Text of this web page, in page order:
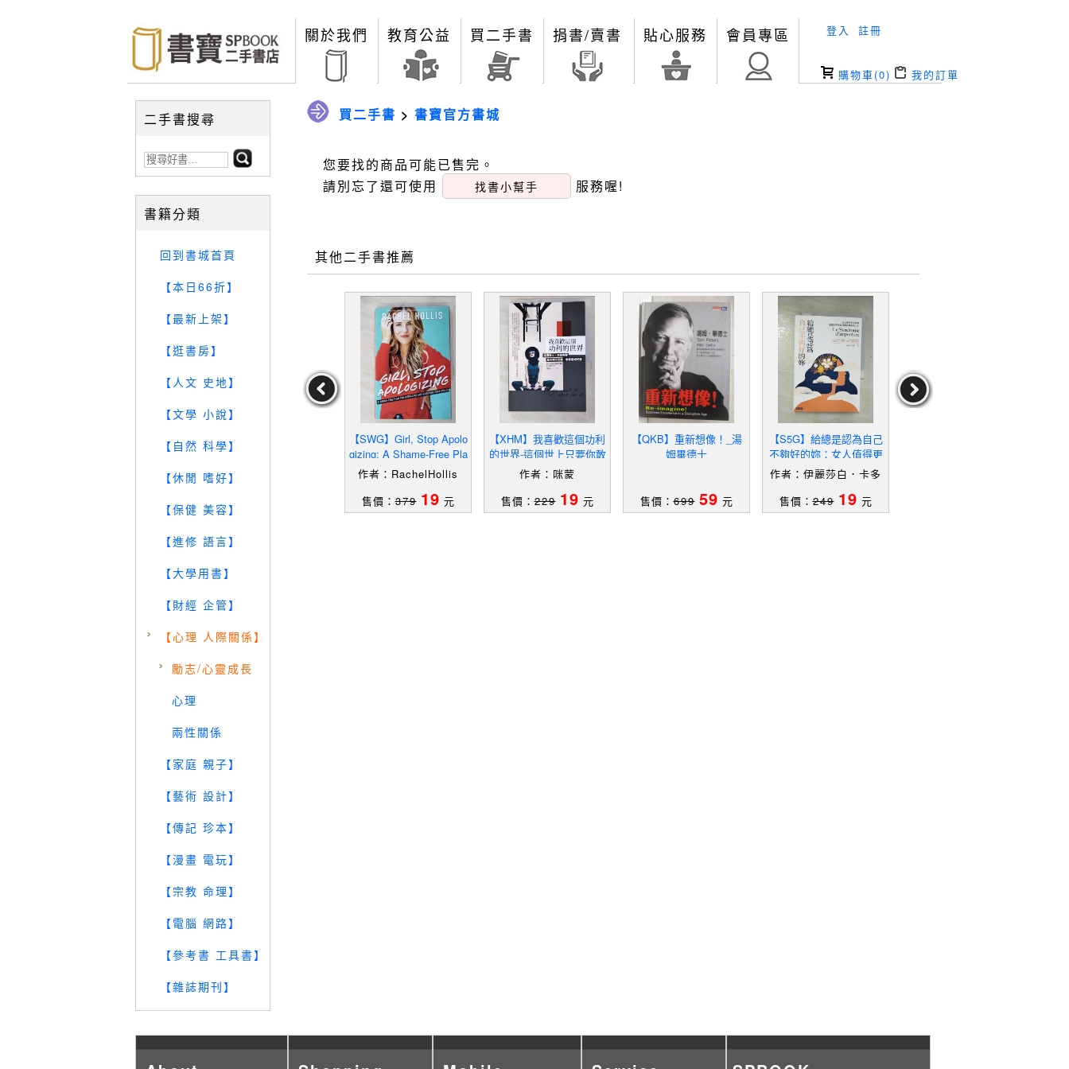
關於我們 教育公益 買二手書 捐書/賣書 貼心服務 會員專區 登入 註冊
購物車(0) 我的訂單
二手書搜尋
書籍分類
回到書城首頁
【本日66折】
【最新上架】
【逛書房】
【人文 史地】
【文學 小說】
【自然 科學】
【休閒 嗜好】
【保健 美容】
【進修 語言】
【大學用書】
【財經 企管】
【心理 人際關係】
勵志/心靈成長
心理
兩性關係
【家庭 親子】
【藝術 設計】
【傳記 珍本】
【漫畫 電玩】
【宗教 命理】
【電腦 網路】
【參考書 工具書】
【雜誌期刊】
買二手書 > 書寶官方書城
您要找的商品可能已售完。
請別忘了還可使用
找書小幫手 服務喔!
其他二手書推薦
【Q7P】55歳からのハロ
ーライフ_日文_村上龍
元
【Q5O】奉獻-打開第五次
元意識看見尊貴美好的生
作者：章成、M．FAN
【SWG】Girl, Stop Apolo
gizing: A Shame-Free Pla
n For Embracing And Ac
作者：RachelHollis
售價：379 19 元
【XHM】我喜歡這個功利
的世界-這個世上只要你敢
再大的不可能…_咪蒙
作者：咪蒙
售價：229 19 元
【QKB】重新想像！_湯
姆畢德士
售價：699 59 元
【S5G】給總是認為自己
不夠好的妳：女人值得更
多掌聲，別讓冒牌者症侯
群影響妳的人生_伊麗莎
白．卡多赫, 安娜．德蒙
塔爾洛, 黃琪雯,
作者：伊麗莎白．卡多
琪雯,王浩永
售價：249 19 元